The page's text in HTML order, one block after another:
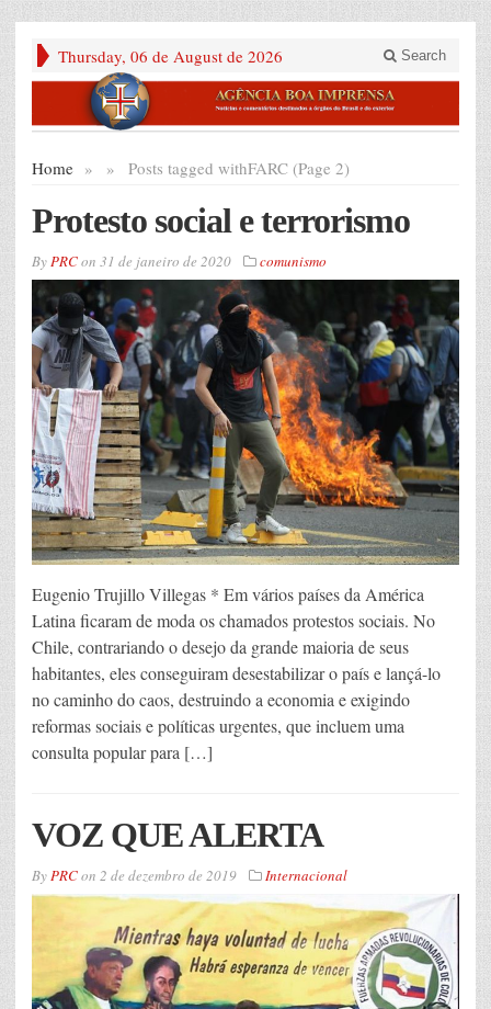
Thursday, 06 de August de 2026 Search
Home » Posts tagged with
» FARC (Page 2)
Protesto social e terrorismo
ByPRCon 31 de janeiro de 2020 comunismo
Eugenio Trujillo Villegas * Em vários países da América
Latina ficaram de moda os chamados protestos sociais. No
Chile, contrariando o desejo da grande maioria de seus
habitantes, eles conseguiram desestabilizar o país e lançá-lo
no caminho do caos, destruindo a economia e exigindo
reformas sociais e políticas urgentes, que incluem uma
consulta popular para […]
VOZ QUE ALERTA
ByPRCon 2 de dezembro de 2019 Internacional